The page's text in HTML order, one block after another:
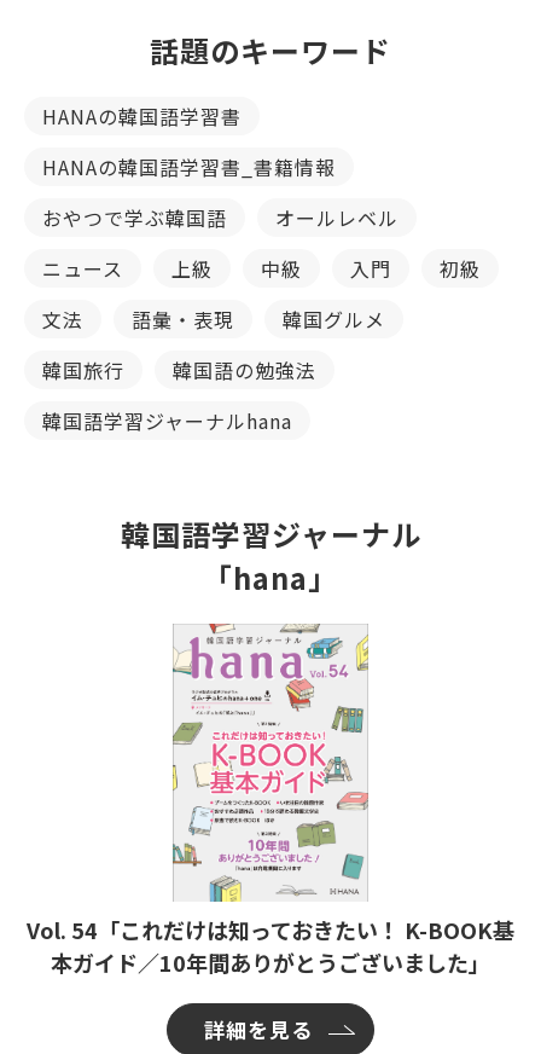
話題のキーワード
HANAの韓国語学習書
HANAの韓国語学習書_書籍情報
おやつで学ぶ韓国語
オールレベル
ニュース
上級 中級 入門
初級
文法
語彙・表現
韓国グルメ
韓国旅行
韓国語の勉強法
韓国語学習ジャーナルhana
韓国語学習ジャーナル
「hana」
Vol. 54「これだけは知っておきたい！ K-BOOK基
本ガイド／10年間ありがとうございました」
詳細を見る